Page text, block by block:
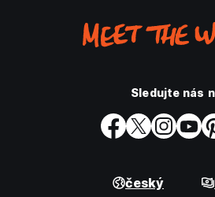
Sledujte nás
český